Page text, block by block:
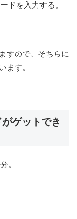
ドを入力する。
すので、そちらに
ます。
ゲットでき
。